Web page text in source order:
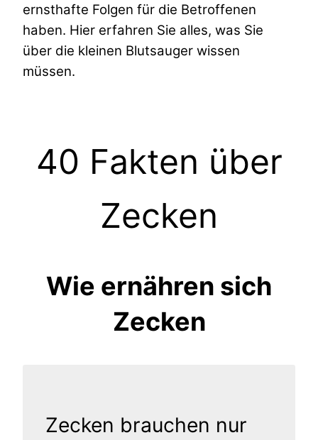
ernsthafte Folgen für die Betroffenen
haben. Hier erfahren Sie alles, was Sie
über die kleinen Blutsauger wissen
müssen.
40 Fakten über
Zecken
Wie ernähren sich
Zecken
Zecken brauchen nur